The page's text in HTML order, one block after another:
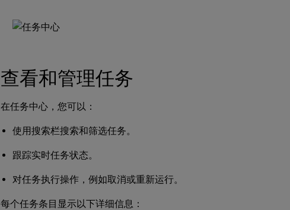
查看和管理任务
在任务中心，您可以：
使用搜索栏搜索和筛选任务。
跟踪实时任务状态。
对任务执行操作，例如取消或重新运行。
每个任务条目显示以下详细信息：